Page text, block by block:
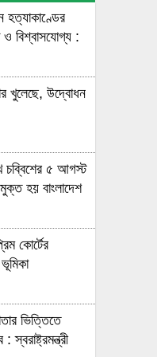
হত্যাকাণ্ডের
ও বিশ্বাসযোগ্য :
খুলেছে, উদ্বোধন
চব্বিশের ৫ আগস্ট
হয় বাংলাদেশ
কোর্টের
ভিত্তিতে
স্বরাষ্ট্রমন্ত্রী